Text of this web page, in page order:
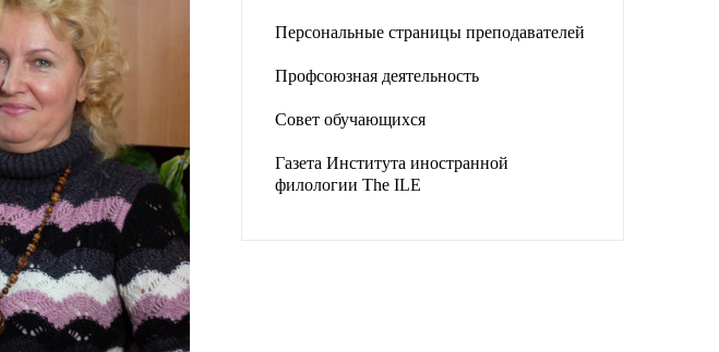
Персональные страницы преподавателей
Профсоюзная деятельность
Совет обучающихся
Газета Института иностранной
филологии The ILE